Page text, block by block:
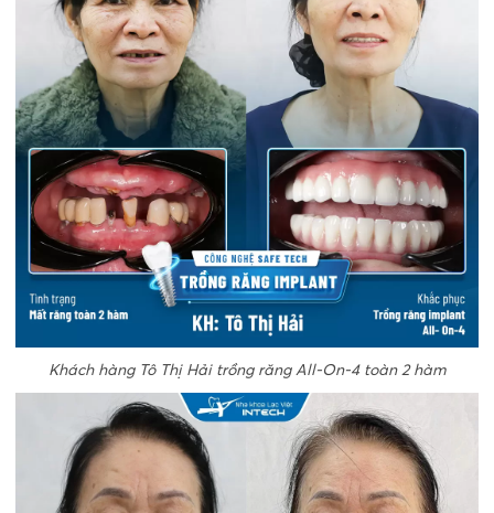
Khách hàng Tô Thị Hải trồng răng All-On-4 toàn 2 hàm